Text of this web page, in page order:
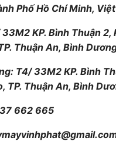
Phố Hồ Chí Minh,
KP. Bình Thuận 2,
Thuận An, Bình
T4/ 33M2 KP. Bình
TP. Thuận An, Bình
662 665